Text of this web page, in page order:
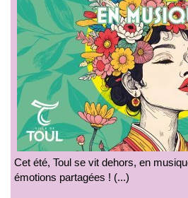
Cet été, Toul se vit dehors, en
émotions partagées ! (...)